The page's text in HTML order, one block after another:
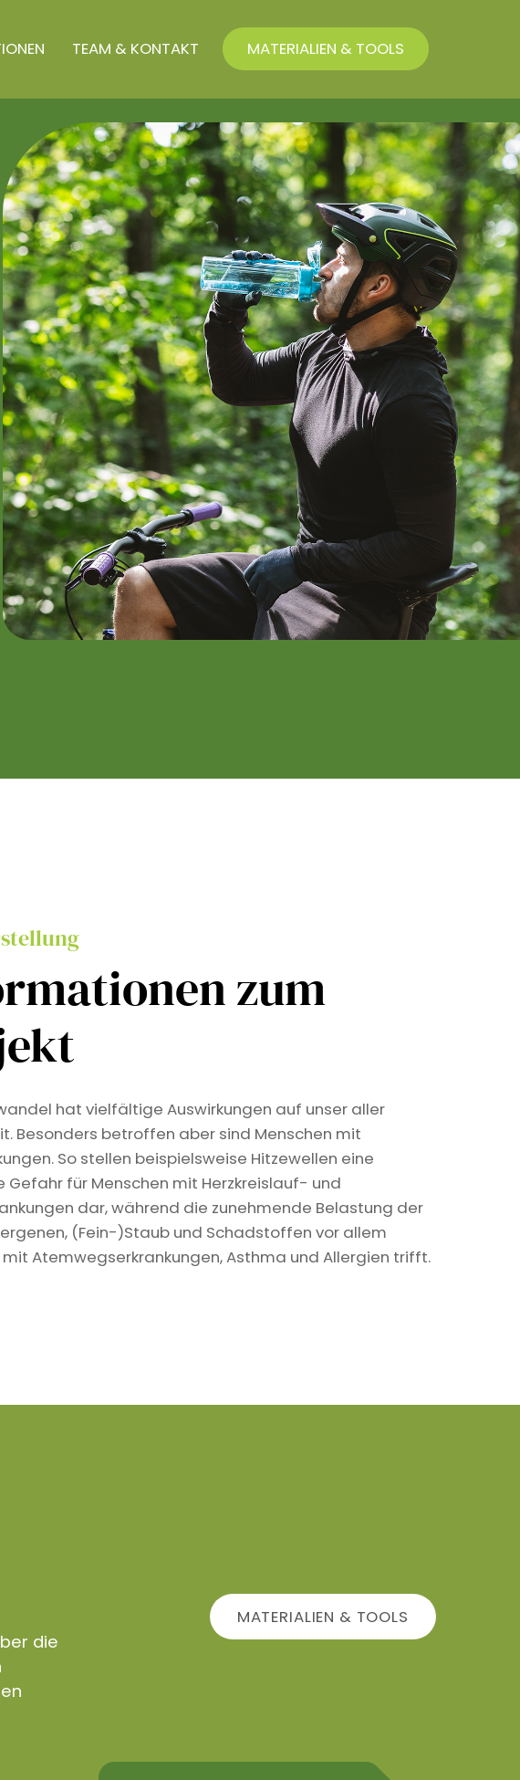
TEAM & KONTAKT MATERIALIEN & TOOLS
zum
hat vielfältige Auswirkungen auf unser aller
Besonders betroffen aber sind Menschen mit
So stellen beispielsweise Hitzewellen eine
Gefahr für Menschen mit Herzkreislauf- und
dar, während die zunehmende Belastung der
(Fein-)Staub und Schadstoffen vor allem
mit Atemwegserkrankungen, Asthma und Allergien trifft.
die
MATERIALIEN & TOOLS